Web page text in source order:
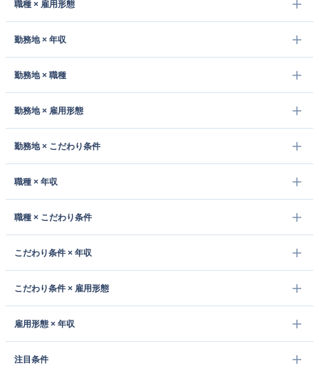
職種 × 雇用形態
勤務地 × 年収
勤務地 × 職種
勤務地 × 雇用形態
勤務地 × こだわり条件
職種 × 年収
職種 × こだわり条件
こだわり条件 × 年収
こだわり条件 × 雇用形態
雇用形態 × 年収
注目条件